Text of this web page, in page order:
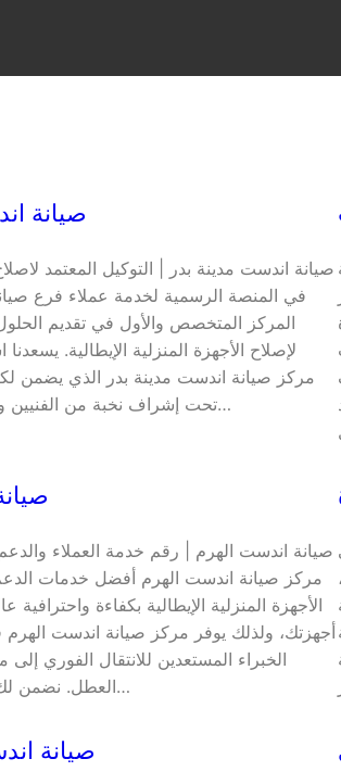
صيانة
صيانة اندست مدينة بدر | التوكيل المعتمد
في المنصة الرسمية لخدمة عملاء فرع
المركز المتخصص والأول في تقديم الحلول
لإصلاح الأجهزة المنزلية الإيطالية. يسعدنا
مركز صيانة اندست مدينة بدر الذي يضمن
تحت إشراف نخبة من الفنيين والمهندسين المدربين…
صيانة اندست الهرم | رقم خدمة العملاء
مركز صيانة اندست الهرم أفضل خدمات
الأجهزة المنزلية الإيطالية بكفاءة واحترافية
أجهزتك، ولذلك يوفر مركز صيانة اندست الهرم
الخبراء المستعدين للانتقال الفوري إلى
العطل. نضمن لك استخدام قطع غيار…
صيانة